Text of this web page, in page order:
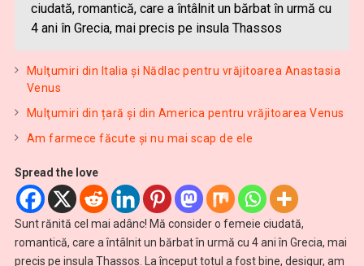
ciudată, romantică, care a întâlnit un bărbat în urmă cu
4 ani în Grecia, mai precis pe insula Thassos
Mulţumiri din Italia și Nădlac pentru vrăjitoarea Anastasia
Venus
Mulţumiri din țară și din America pentru vrăjitoarea Venus
Am farmece făcute și nu mai scap de ele
Spread the love
Sunt rănită cel mai adânc! Mă consider o femeie ciudată,
romantică, care a întâlnit un bărbat în urmă cu 4 ani în Grecia, mai
precis pe insula Thassos. La început totul a fost bine, desigur, am